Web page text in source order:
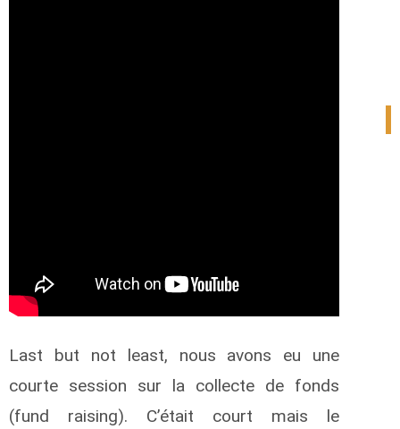
Last but not least, nous avons eu une
courte session sur la collecte de fonds
(fund raising). C’était court mais le